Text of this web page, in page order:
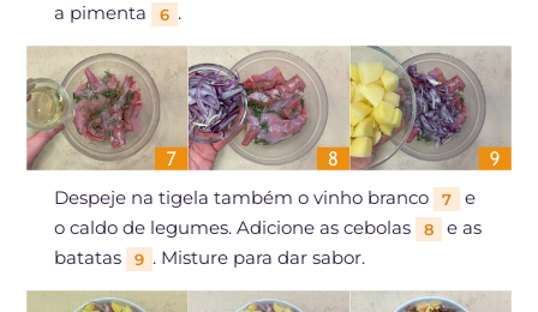
a pimenta
6 .
Despeje na tigela também o vinho branco 7
e
o caldo de legumes. Adicione as cebolas
8
e as
batatas
9 . Misture para dar sabor.